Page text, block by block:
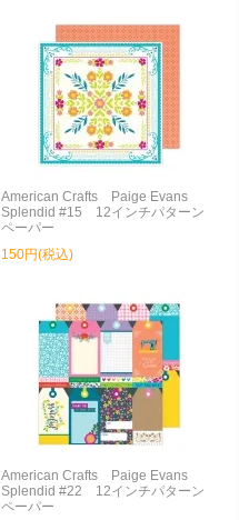
American Crafts Paige Evans
Splendid #15 12インチパターン
ペーパー
150円(税込)
American Crafts Paige Evans
Splendid #22 12インチパターン
ペーパー